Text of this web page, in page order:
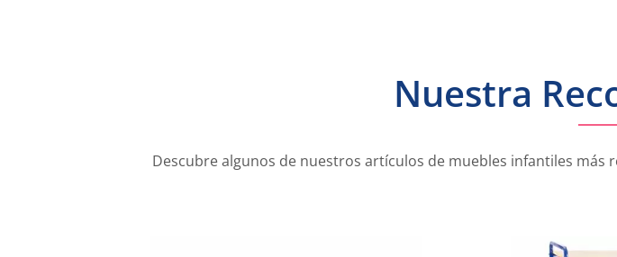
Nuestra
Descubre algunos de nuestros artículos de muebles infantiles